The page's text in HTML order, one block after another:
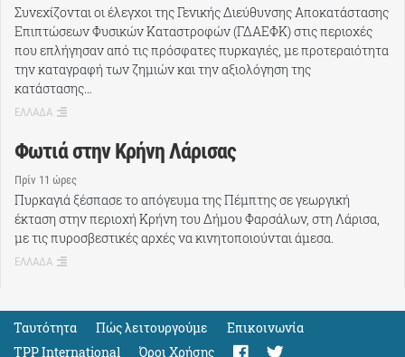
Συνεχίζονται οι έλεγχοι της Γενικής Διεύθυνσης Αποκατάστασης
Επιπτώσεων Φυσικών Καταστροφών (ΓΔΑΕΦΚ) στις περιοχές
που επλήγησαν από τις πρόσφατες πυρκαγιές, με προτεραιότητα
την καταγραφή των ζημιών και την αξιολόγηση της
κατάστασης…
ΕΛΛΑΔΑ
Φωτιά στην Κρήνη Λάρισας
Πρίν 11 ώρες
Πυρκαγιά ξέσπασε το απόγευμα της Πέμπτης σε γεωργική
έκταση στην περιοχή Κρήνη του Δήμου Φαρσάλων, στη Λάρισα,
με τις πυροσβεστικές αρχές να κινητοποιούνται άμεσα.
ΕΛΛΑΔΑ
Ταυτότητα Πώς λειτουργούμε
Eπικοινωνία
TPP International
Όροι Χρήσης